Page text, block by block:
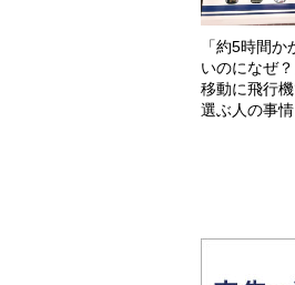
「約5時間
いのになぜ
移動に飛行
選ぶ人の事情